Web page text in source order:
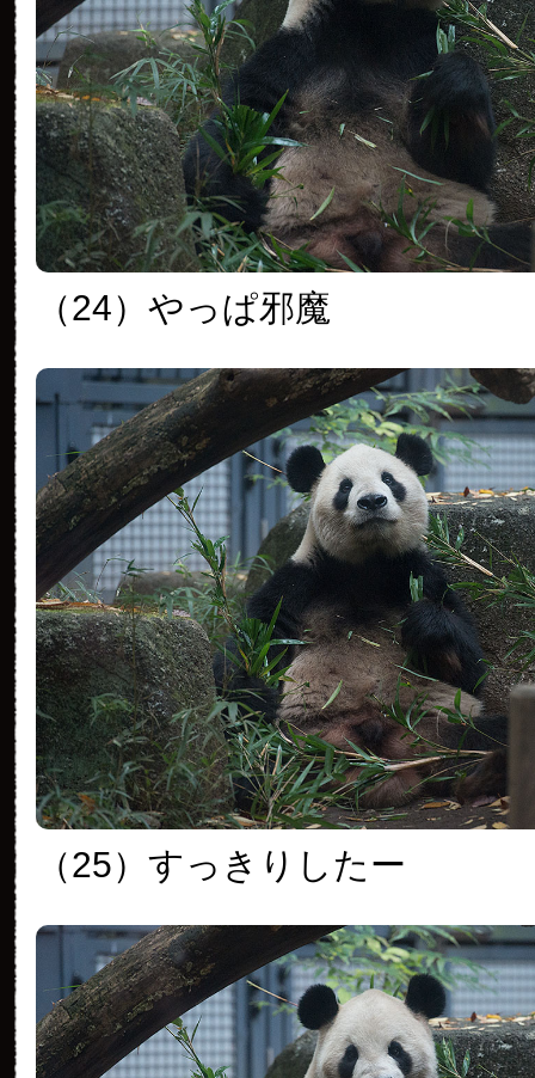
（24）やっぱ邪魔
（25）すっきりしたー